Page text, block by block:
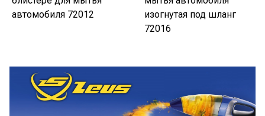
автомобиля 72012
изогнутая под шланг
72016